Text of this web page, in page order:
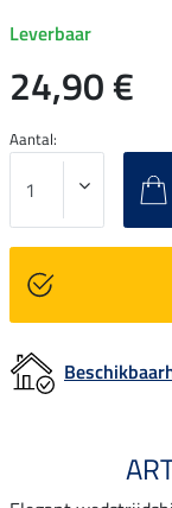
Leverbaar
24,90 €
Aantal: